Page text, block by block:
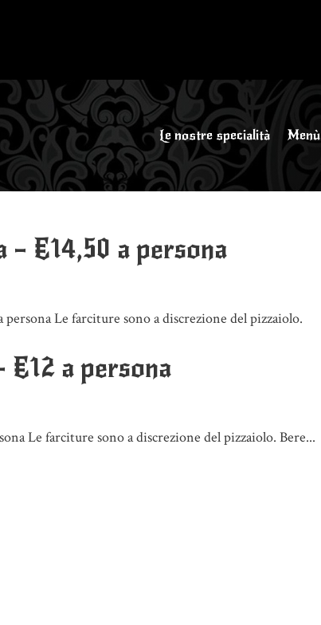
Le nostre specialità Menù
€14,50 a persona
Le farciture sono a discrezione del pizzaiolo.
€12 a persona
Le farciture sono a discrezione del pizzaiolo. Bere...